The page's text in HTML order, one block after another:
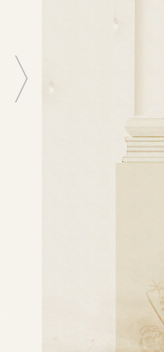
отмечает актер "Et Cetera" -